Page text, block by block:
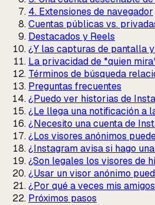
4. Extensiones de navegador
Cuentas públicas vs.
Destacados y Reels
¿Y las capturas de pantalla
La privacidad de *quien
Términos de búsqueda
Preguntas frecuentes
¿Puedo ver historias de
¿Le llega una notificación a
¿Necesito una cuenta de
¿Los visores anónimos
¿Instagram avisa si hago
¿Son legales los visores de
¿Usar un visor anónimo
¿Por qué a veces mis
Próximos pasos